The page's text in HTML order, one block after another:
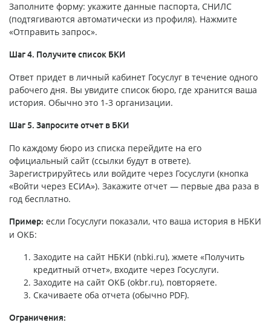
Заполните форму: укажите данные паспорта, СНИЛС
(подтягиваются автоматически из профиля). Нажмите
«Отправить запрос».
Шаг 4. Получите список БКИ
Ответ придет в личный кабинет Госуслуг в течение одного
рабочего дня. Вы увидите список бюро, где хранится ваша
история. Обычно это 1-3 организации.
Шаг 5. Запросите отчет в БКИ
По каждому бюро из списка перейдите на его
официальный сайт (ссылки будут в ответе).
Зарегистрируйтесь или войдите через Госуслуги (кнопка
«Войти через ЕСИА»). Закажите отчет — первые два раза в
год бесплатно.
Пример: если Госуслуги показали, что ваша история в НБКИ
и ОКБ:
Заходите на сайт НБКИ (nbki.ru), жмете «Получить
кредитный отчет», входите через Госуслуги.
Заходите на сайт ОКБ (okbr.ru), повторяете.
Скачиваете оба отчета (обычно PDF).
Ограничения: